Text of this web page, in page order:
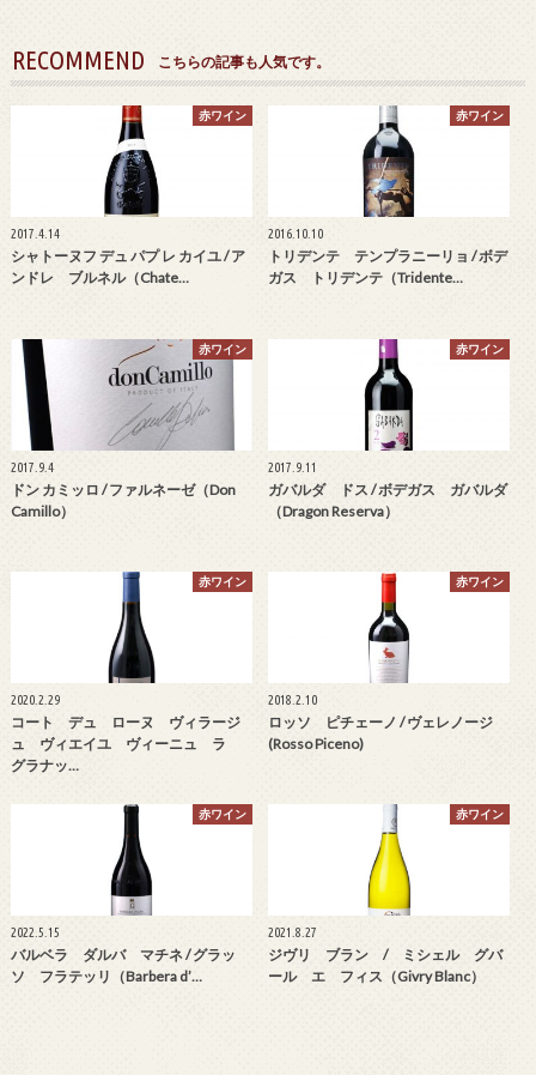
RECOMMEND こちらの記事も人気です。
赤ワイン
2017.4.14
シャトーヌフ デュ パプ レ カイユ / ア
ンドレ ブルネル（Chate…
赤ワイン
2016.10.10
トリデンテ テンプラニーリョ / ボデ
ガス トリデンテ（Tridente…
赤ワイン
2017.9.4
ドン カミッロ / ファルネーゼ（Don
Camillo）
赤ワイン
2017.9.11
ガバルダ ドス / ボデガス ガバルダ
（Dragon Reserva）
赤ワイン
2020.2.29
コート デュ ローヌ ヴィラージ
ュ ヴィエイユ ヴィーニュ ラ
グラナッ…
赤ワイン
2018.2.10
ロッソ ピチェーノ / ヴェレノージ
(Rosso Piceno)
赤ワイン
2022.5.15
バルベラ ダルバ マチネ / グラッ
ソ フラテッリ（Barbera d’…
赤ワイン
2021.8.27
ジヴリ ブラン / ミシェル グバ
ール エ フィス（Givry Blanc）